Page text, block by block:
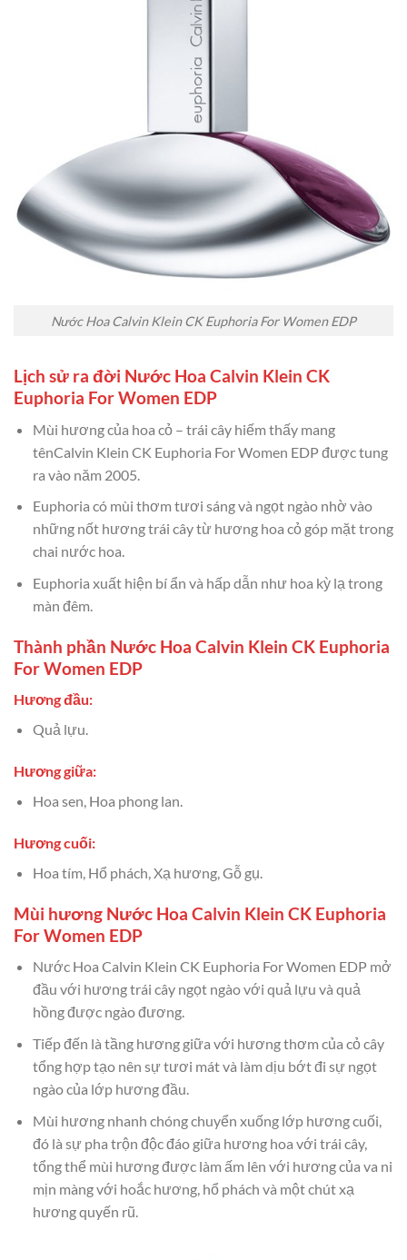
Nước Hoa Calvin Klein CK Euphoria For Women EDP
Lịch sử ra đời Nước Hoa Calvin Klein CK
Euphoria For Women EDP
Mùi hương của hoa cỏ – trái cây hiếm thấy mang
tênCalvin Klein CK Euphoria For Women EDP được tung
ra vào năm 2005.
Euphoria có mùi thơm tươi sáng và ngọt ngào nhờ vào
những nốt hương trái cây từ hương hoa cỏ góp mặt trong
chai nước hoa.
Euphoria xuất hiện bí ẩn và hấp dẫn như hoa kỳ lạ trong
màn đêm.
Thành phần Nước Hoa Calvin Klein CK Euphoria
For Women EDP
Hương đầu:
Quả lựu.
Hương giữa:
Hoa sen, Hoa phong lan.
Hương cuối:
Hoa tím, Hổ phách, Xạ hương, Gỗ gụ.
Mùi hương Nước Hoa Calvin Klein CK Euphoria
For Women EDP
Nước Hoa Calvin Klein CK Euphoria For Women EDP mở
đầu với hương trái cây ngọt ngào với quả lựu và quả
hồng được ngào đương.
Tiếp đến là tầng hương giữa với hương thơm của cỏ cây
tổng hợp tạo nên sự tươi mát và làm dịu bớt đi sự ngọt
ngào của lớp hương đầu.
Mùi hương nhanh chóng chuyển xuống lớp hương cuối,
đó là sự pha trộn độc đáo giữa hương hoa với trái cây,
tổng thể mùi hương được làm ấm lên với hương của va ni
mịn màng với hoắc hương, hổ phách và một chút xạ
hương quyến rũ.